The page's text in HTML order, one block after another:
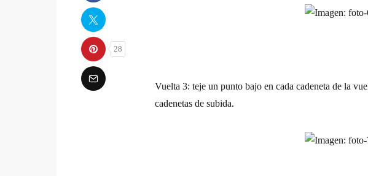
28
Vuelta 3: teje un punto bajo en cada cadeneta de la
cadenetas de subida.